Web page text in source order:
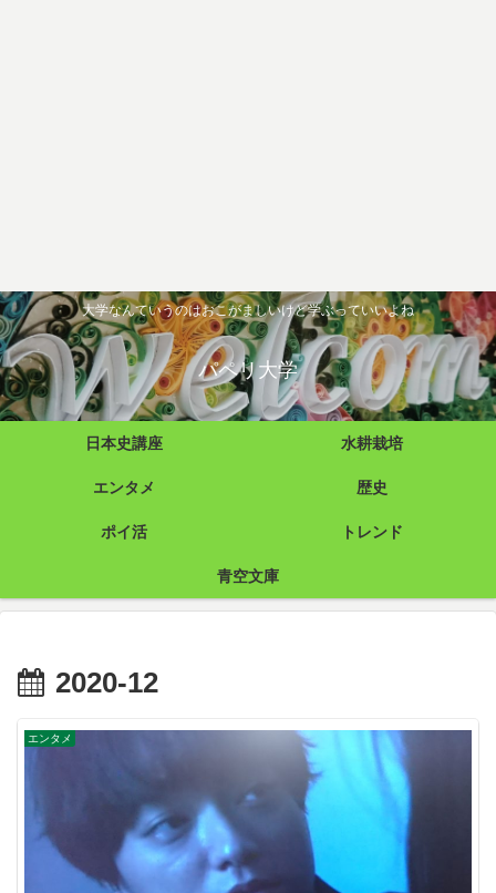
大学なんていうのはおこがましいけど学ぶっていいよね
パペリ大学
日本史講座 水耕栽培
エンタメ 歴史
ポイ活 トレンド
青空文庫
2020-12
エンタメ